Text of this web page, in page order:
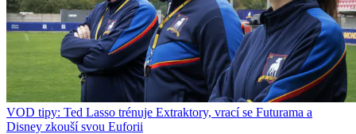
VOD tipy: Ted Lasso trénuje Extraktory, vrací se Futurama a
Disney zkouší svou Euforii